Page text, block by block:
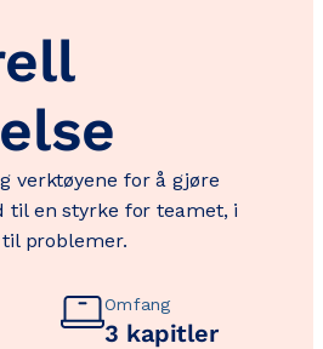
verktøyene for å gjøre
en styrke for teamet, i
problemer.
Omfang
3 kapitler